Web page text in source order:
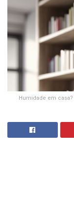
Humidade em